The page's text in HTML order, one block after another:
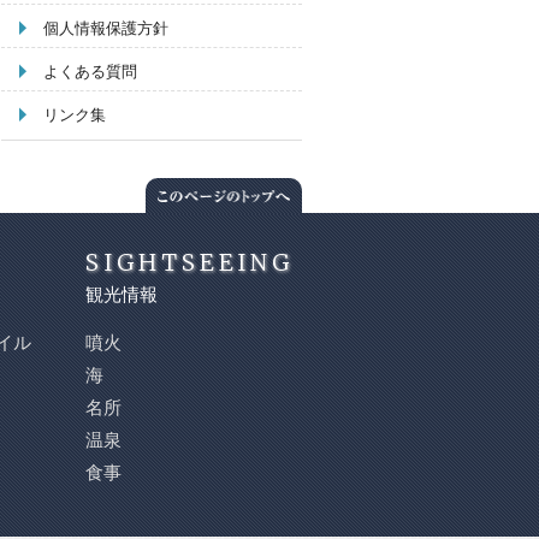
個人情報保護方針
よくある質問
リンク集
ル
SIGHTSEEING
観光情報
噴火
海
名所
温泉
食事